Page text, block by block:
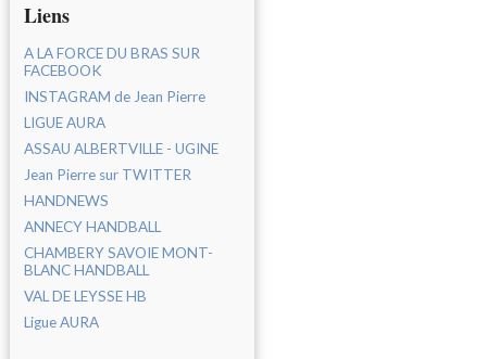
Liens
A LA FORCE DU BRAS SUR
FACEBOOK
INSTAGRAM de Jean Pierre
LIGUE AURA
ASSAU ALBERTVILLE - UGINE
Jean Pierre sur TWITTER
HANDNEWS
ANNECY HANDBALL
CHAMBERY SAVOIE MONT-
BLANC HANDBALL
VAL DE LEYSSE HB
Ligue AURA